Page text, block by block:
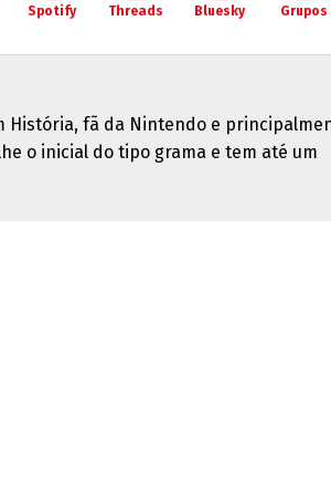
Spotify Threads Bluesky Grupos
História, fã da Nintendo e
o inicial do tipo grama e tem até um